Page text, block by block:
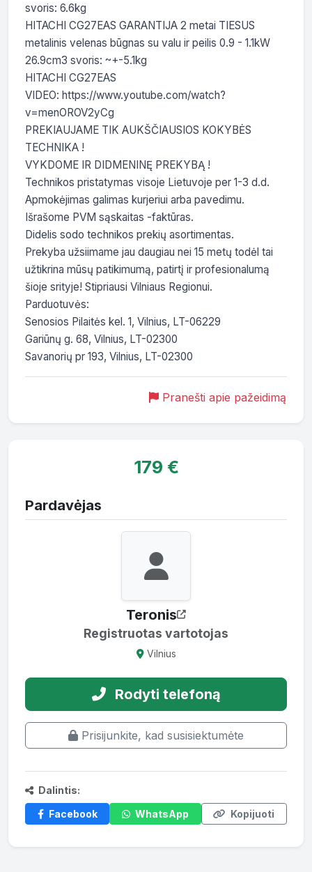
svoris: 6.6kg
HITACHI CG27EAS GARANTIJA 2 metai TIESUS
metalinis velenas būgnas su valu ir peilis 0.9 - 1.1kW
26.9cm3 svoris: ~+-5.1kg
HITACHI CG27EAS
VIDEO: https://www.youtube.com/watch?
v=menOROV2yCg
PREKIAUJAME TIK AUKŠČIAUSIOS KOKYBĖS
TECHNIKA !
VYKDOME IR DIDMENINĘ PREKYBĄ !
Technikos pristatymas visoje Lietuvoje per 1-3 d.d.
Apmokėjimas galimas kurjeriui arba pavedimu.
Išrašome PVM sąskaitas -faktūras.
Didelis sodo technikos prekių asortimentas.
Prekyba užsiimame jau daugiau nei 15 metų todėl tai
užtikrina mūsų patikimumą, patirtį ir profesionalumą
šioje srityje! Stipriausi Vilniaus Regionui.
Parduotuvės:
Senosios Pilaitės kel. 1, Vilnius, LT-06229
Gariūnų g. 68, Vilnius, LT-02300
Savanorių pr 193, Vilnius, LT-02300
Pranešti apie pažeidimą
179 €
Pardavėjas
Teronis
Registruotas vartotojas
Vilnius
Rodyti telefoną
Prisijunkite, kad susisiektumėte
Dalintis:
Facebook
WhatsApp Kopijuoti